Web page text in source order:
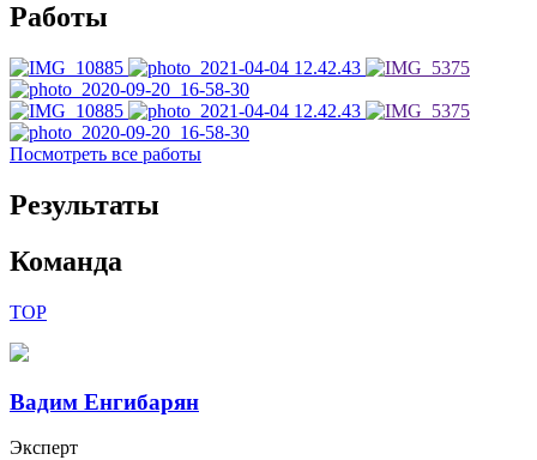
Работы
Посмотреть все работы
Результаты
Команда
TOP
Вадим Енгибарян
Эксперт